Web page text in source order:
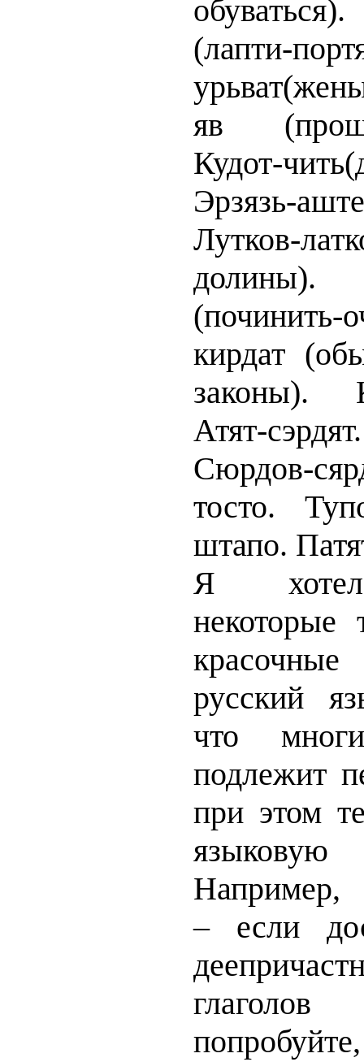
(лапти-
яв
Кудот-
Эрзязь-
Лутков-
долины).
(починить-
кирдат
законы).
Атят-
Сюрдов-
тосто.
штапо.
Я
некоторые
русский
что
подлежит
при этом
Например,
– если
глаголов